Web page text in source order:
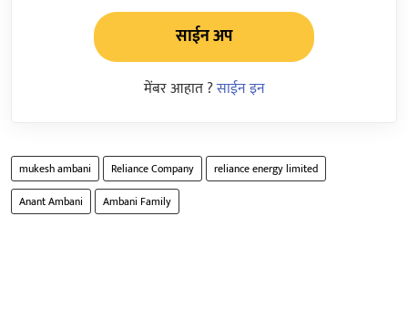
साईन अप
मेंबर आहात ?साईन इन
mukesh ambani Reliance Company
reliance energy limited
Anant Ambani
Ambani Family